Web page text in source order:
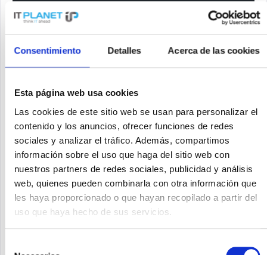
Consentimiento Detalles Acerca de las cookies
Esta página web usa cookies
Las cookies de este sitio web se usan para personalizar el
contenido y los anuncios, ofrecer funciones de redes
sociales y analizar el tráfico. Además, compartimos
información sobre el uso que haga del sitio web con
nuestros partners de redes sociales, publicidad y análisis
web, quienes pueden combinarla con otra información que
les haya proporcionado o que hayan recopilado a partir del
uso que haya hecho de sus servicios.
Por favor elige una variante
Estado del artículo
nuevo reacondicionado
Añadir a la cesta de la compra
SOLICITE UN PRECIO
Recordar Solicitud de oferta de articulo
Fabricante No: 660666-B21